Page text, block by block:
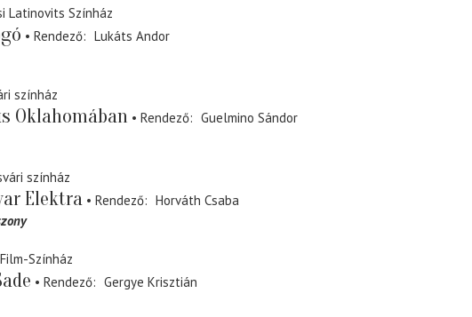
Latinovits Színház
Rendező
Lukáts Andor
színház
Oklahomában Rendező
Guelmino Sándor
színház
Elektra Rendező
Horváth Csaba
Színház
Rendező
Gergye Krisztián